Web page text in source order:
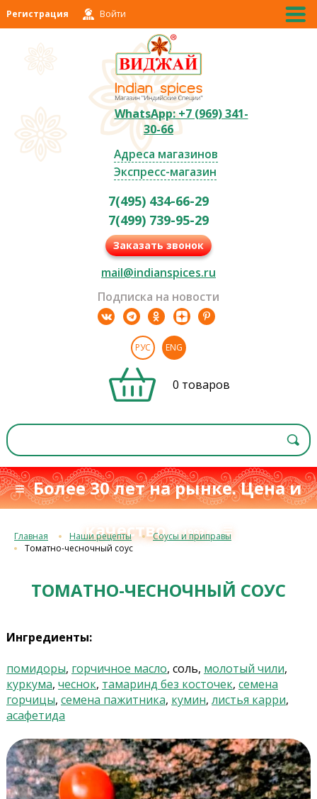
Регистрация Войти
WhatsApp: +7 (969) 341-
30-66
Адреса магазинов
Экспресс-магазин
7(495) 434-66-29
7(499) 739-95-29
Заказать звонок
mail@indianspices.ru
Подписка на новости
РУС ENG
0 товаров
≡ Более 30 лет на рынке. Цена и
качество с 1993 г.≡
Главная Наши рецепты
Соусы и приправы
Томатно-чесночный соус
ТОМАТНО-ЧЕСНОЧНЫЙ СОУС
Ингредиенты:
помидоры, горчичное масло, соль, молотый чили,
куркума, чеснок, тамаринд без косточек, семена
горчицы, семена пажитника, кумин, листья карри,
асафетида